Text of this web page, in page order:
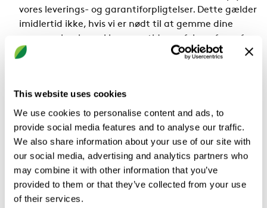
This website uses cookies
We use cookies to personalise content and ads, to
provide social media features and to analyse our traffic.
We also share information about your use of our site with
our social media, advertising and analytics partners who
may combine it with other information that you’ve
provided to them or that they’ve collected from your use
of their services.
vores leverings- og garantiforpligtelser. Dette gælder
imidlertid ikke, hvis vi er nødt til at gemme dine
personoplysninger i længere tid som følge af en af
nedenstående årsager.
andre dokumenter, vil blive benyttet til at vurdere,
om du er en egnet kandidat til den stilling, du har
ansøgt om. Vi gemmer disse personoplysninger
under rekrutteringsprocessen, indtil
rekrutteringsprocessen er afsluttet og i en periode
på op til to år derefter for at kunne forsvare
potentielle retskrav. Derefter slettes
personoplysningerne i deres helhed.